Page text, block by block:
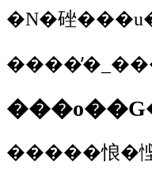
�N�䂳��